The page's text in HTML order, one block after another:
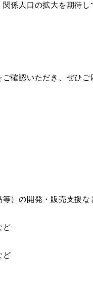
係人口の拡大を期待し
確認いただき、ぜひご
等）の開発・販売支援な
ど
ど